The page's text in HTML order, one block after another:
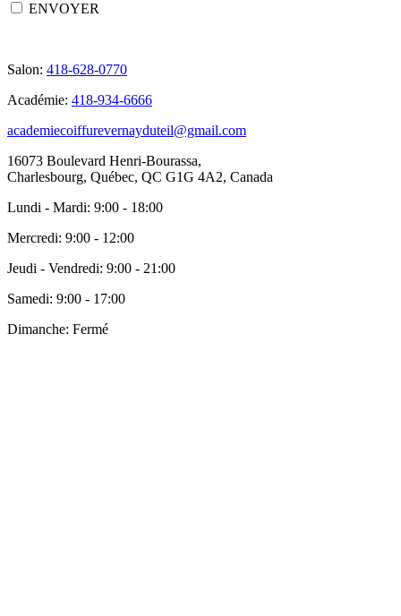
ENVOYER
Salon: 418-628-0770
Académie: 418-934-6666
academiecoiffurevernayduteil@gmail.com
16073 Boulevard Henri-Bourassa,
Charlesbourg, Québec, QC G1G 4A2, Canada
Lundi - Mardi: 9:00 - 18:00
Mercredi: 9:00 - 12:00
Jeudi - Vendredi: 9:00 - 21:00
Samedi: 9:00 - 17:00
Dimanche: Fermé